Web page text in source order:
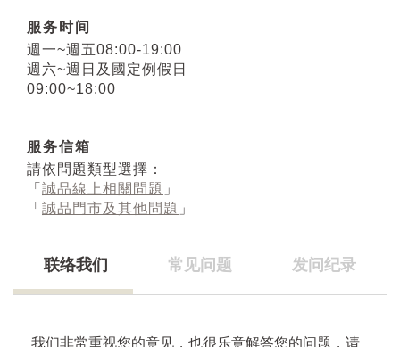
服务时间
週一~週五08:00-19:00
週六~週日及國定例假日
09:00~18:00
服务信箱
請依問題類型選擇：
「 誠品線上相關問題 」
「 誠品門市及其他問題 」
联络我们 常见问题 发问纪录
我们非常重视您的意见，也很乐意解答您的问题，请